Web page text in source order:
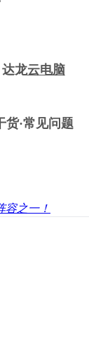
达龙云电脑
货·常见问题
容之一！